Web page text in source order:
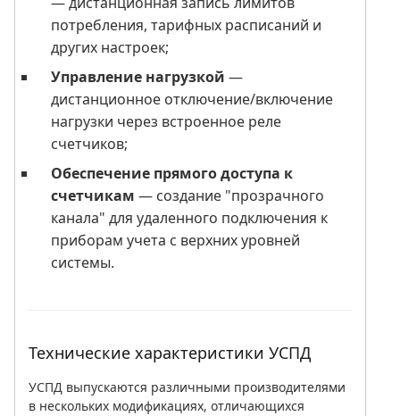
потребления, тарифных расписаний и
других настроек;
Управление нагрузкой —
дистанционное отключение/включение
нагрузки через встроенное реле
счетчиков;
Обеспечение прямого доступа к
счетчикам — создание "прозрачного
канала" для удаленного подключения к
приборам учета с верхних уровней
системы.
Технические характеристики УСПД
УСПД выпускаются различными производителями
в нескольких модификациях, отличающихся